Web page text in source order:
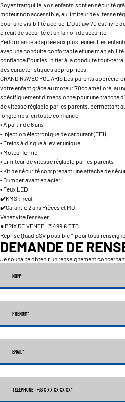
Soyez tranquille, vos enfants sont en sécurité
moteur non accessible, au limiteur de vitesse
pour une visibilité accrue. L’Outlaw 70 est livré
circuit de sécurité et un fanion de sécurité.
Performance adaptée aux plus jeunes Les
avec une conduite confortable et une
confiance Pour les initier à la conduite tout-
des caractéristiques appropriées.
GRANDIR AVEC POLARIS Les parents
votre enfant grâce au moteur 70cc amélioré, au
spécifiquement dimensionné pour une tranche
de vitesse réglable par les parents, permettant
longtemps, en toute confiance.
• A partir de 6 ans
• Injection électronique de carburant (EFI)
• Freins à disque à levier unique
• Moteur fermé
• Limiteur de vitesse réglable par les parents
• Kit de sécurité comprenant une attache de
• Bumper avant en acier
• Feux LED
✔️KMS : neuf
✔️Garantie 2 ans Pièces et MO.
Venez vite l'essayer.
● PRIX DE VENTE : 3 499 € TTC …
Reprise Quad SSV possible * pour tous
DEMANDE DE
Je souhaite obtenir un renseignement
NOM*
PRÉNOM*
EMAIL*
TÉLÉPHONE : +33 X XX XX XX XX*